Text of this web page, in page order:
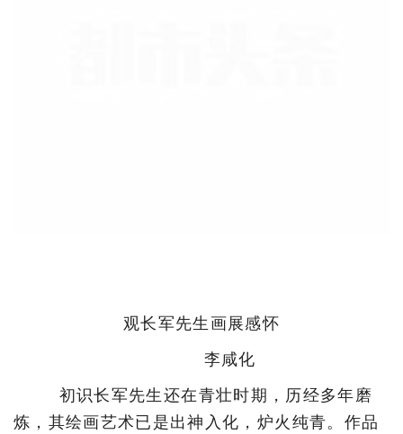
观长军先生画展感怀
李咸化
初识长军先生还在青壮时期，历经多年磨
炼，其绘画艺术已是出神入化，炉火纯青。作品